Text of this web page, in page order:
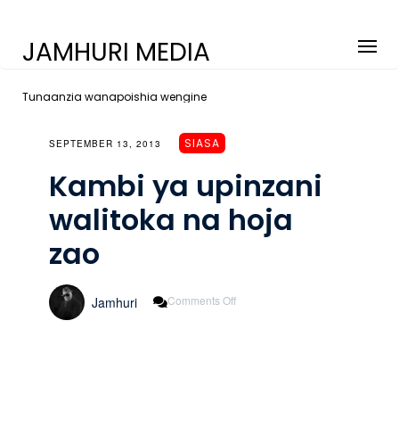
JAMHURI MEDIA
Tunaanzia wanapoishia wengine
SEPTEMBER 13, 2013 SIASA
Kambi ya upinzani
walitoka na hoja
zao
Jamhuri Comments Off